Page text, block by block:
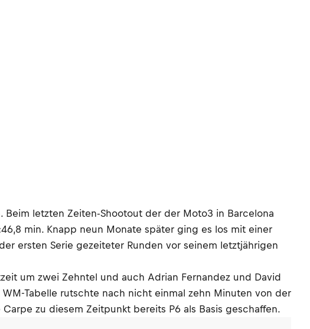
letzten Zeiten-Shootout der der Moto3 in Barcelona
min. Knapp neun Monate später ging es los mit einer
ersten Serie gezeiteter Runden vor seinem letztjährigen
um zwei Zehntel und auch Adrian Fernandez und David
Tabelle rutschte nach nicht einmal zehn Minuten von der
zu diesem Zeitpunkt bereits P6 als Basis geschaffen.